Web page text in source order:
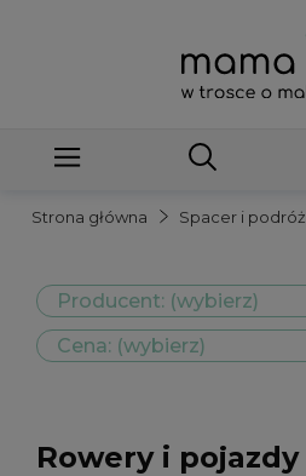
Strona główna Spacer i podróż
Producent: (wybierz)
Cena: (wybierz)
Rowery i pojazdy